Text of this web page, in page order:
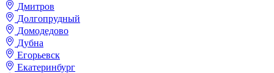
Дмитров
Долгопрудный
Домодедово
Дубна
Егорьевск
Екатеринбург